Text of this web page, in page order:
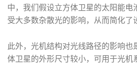
中，我们假设立方体卫星的太阳能电
受大多数杂散光的影响，从而简化了
此外，光机结构对光线路径的影响也
体卫星的外形尺寸较小，可用于光机